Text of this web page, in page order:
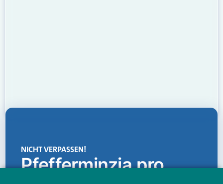
NICHT VERPASSEN!
Pfefferminzia.pro